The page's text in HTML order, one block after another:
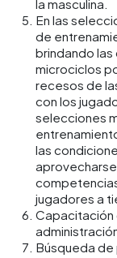
la masculina.
En las
de
brindando
microciclos
recesos de
con los
selecciones
las
jugadores a
Capacitación
Búsqueda